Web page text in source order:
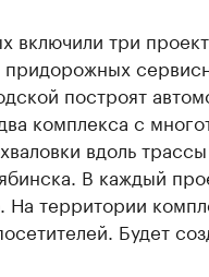
включили три
построят
комплекса с
вдоль
В каждый
территории
Будет